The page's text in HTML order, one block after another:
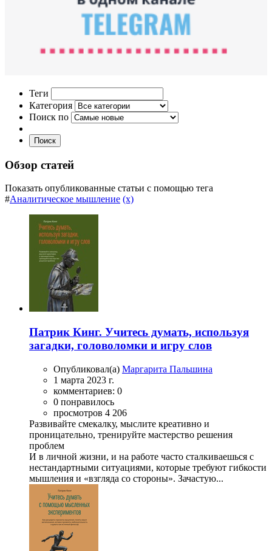
Теги
Категория
Поиск по
Поиск
Обзор статей
Показать опубликованные статьи с помощью тега
#Аналитическое мышление (x)
Патрик Кинг. Учитесь думать, используя
загадки, головоломки и игру слов
Опубликовал(а) Маргарита Пальшина
1 марта 2023 г.
комментариев: 0
0 понравилось
просмотров 4 206
Развивайте смекалку, мыслите креативно и
проницательно, тренируйте мастерство решения
проблем
И в личной жизни, и на работе часто сталкиваешься с
нестандартными ситуациями, которые требуют гибкости
мышления и «взгляда со стороны». Зачастую...